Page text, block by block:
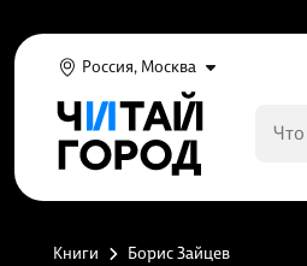
Россия, Москва
Книги Борис Зайцев